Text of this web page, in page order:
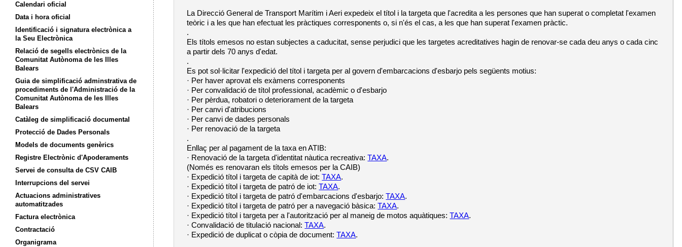
La Direcció General de Transport Marítim i Aeri expedeix el títol i la targeta que l'acredita a les persones que han superat o completat l'examen
teòric i a les que han efectuat les pràctiques corresponents o, si n'és el cas, a les que han superat l'examen pràctic.
.
Els títols emesos no estan subjectes a caducitat, sense perjudici que les targetes acreditatives hagin de renovar-se cada deu anys o cada cinc
a partir dels 70 anys d'edat.
.
Es pot sol·licitar l'expedició del títol i targeta per al govern d'embarcacions d'esbarjo pels següents motius:
· Per haver aprovat els exàmens corresponents
· Per convalidació de títol professional, acadèmic o d'esbarjo
· Per pèrdua, robatori o deteriorament de la targeta
· Per canvi d'atribucions
· Per canvi de dades personals
· Per renovació de la targeta
.
Enllaç per al pagament de la taxa en ATIB:
· Renovació de la targeta d'identitat nàutica recreativa:TAXA.
(Només es renovaran els títols emesos per la CAIB)
· Expedició títol i targeta de capità de iot:TAXA.
· Expedició títol i targeta de patró de iot:TAXA.
· Expedició títol i targeta de patró d'embarcacions d'esbarjo:TAXA.
· Expedició títol i targeta de patró per a navegació bàsica:TAXA.
· Expedició títol i targeta per a l'autorització per al maneig de motos aquàtiques:TAXA.
· Convalidació de titulació nacional:TAXA.
· Expedició de duplicat o còpia de document:TAXA.
Calendari oficial
Data i hora oficial
Identificació i signatura electrònica a
la Seu Electrònica
Relació de segells electrònics de la
Comunitat Autònoma de les Illes
Balears
Guia de simplificació adminstrativa de
procediments de l'Administració de la
Comunitat Autònoma de les Illes
Balears
Catàleg de simplificació documental
Protecció de Dades Personals
Models de documents genèrics
Registre Electrònic d'Apoderaments
Servei de consulta de CSV CAIB
Interrupcions del servei
Actuacions administratives
automatitzades
Factura electrònica
Contractació
Organigrama